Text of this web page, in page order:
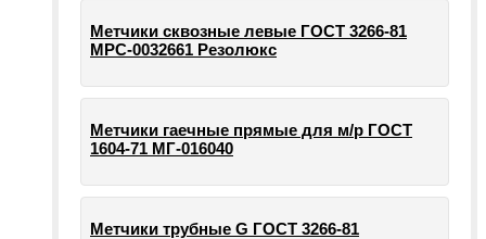
Метчики сквозные левые ГОСТ 3266-81
МРС-0032661 Резолюкс
Метчики гаечные прямые для м/р ГОСТ
1604-71 МГ-016040
Метчики трубные G ГОСТ 3266-81